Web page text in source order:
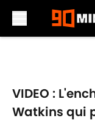
VIDEO :
Watkins qui